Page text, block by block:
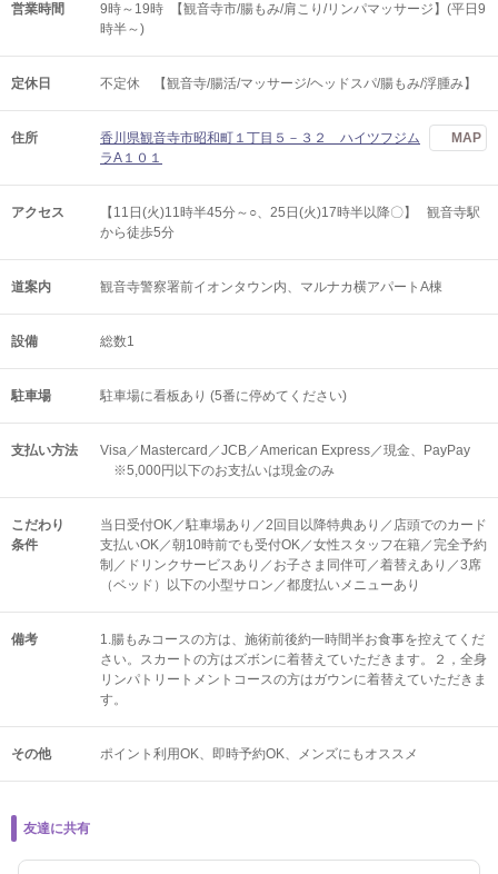
営業時間
9時～19時 【観音寺市/腸もみ/肩こり/リンパマッサージ】(平日9
時半～)
定休日 不定休 【観音寺/腸活/マッサージ/ヘッドスパ/腸もみ/浮腫み】
住所
香川県観音寺市昭和町１丁目５－３２ ハイツフジム
ラA１０１
MAP
アクセス
【11日(火)11時半45分～○、25日(火)17時半以降〇】 観音寺駅
から徒歩5分
道案内 観音寺警察署前イオンタウン内、マルナカ横アパートA棟
設備 総数1
駐車場 駐車場に看板あり (5番に停めてください)
支払い方法
Visa／Mastercard／JCB／American Express／現金、PayPay
※5,000円以下のお支払いは現金のみ
こだわり
条件
当日受付OK／駐車場あり／2回目以降特典あり／店頭でのカード
支払いOK／朝10時前でも受付OK／女性スタッフ在籍／完全予約
制／ドリンクサービスあり／お子さま同伴可／着替えあり／3席
（ベッド）以下の小型サロン／都度払いメニューあり
備考
1.腸もみコースの方は、施術前後約一時間半お食事を控えてくだ
さい。スカートの方はズボンに着替えていただきます。２，全身
リンパトリートメントコースの方はガウンに着替えていただきま
す。
その他 ポイント利用OK 即時予約OK メンズにもオススメ
友達に共有